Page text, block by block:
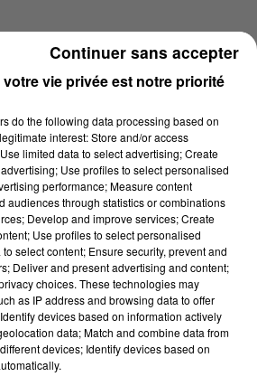
11 sec)
du Lot
vie privée est notre priorité
do the following data processing based on
interest: Store and/or access
limited data to select advertising; Create
Use profiles to select personalised
performance; Measure content
audiences through statistics or combinations
Develop and improve services; Create
Use profiles to select personalised
select content; Ensure security, prevent and
Deliver and present advertising and content;
choices. These technologies may
as IP address and browsing data to offer
devices based on information actively
data; Match and combine data from
devices; Identify devices based on
Continuer sans accepter